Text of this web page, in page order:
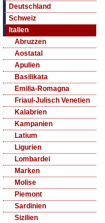
Deutschland
Schweiz
Italien
Abruzzen
Aostatal
Apulien
Basilikata
Emilia-Romagna
Friaul-Julisch Venetien
Kalabrien
Kampanien
Latium
Ligurien
Lombardei
Marken
Molise
Piemont
Sardinien
Sizilien